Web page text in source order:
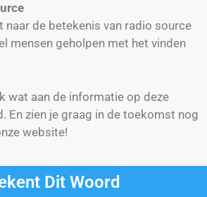
naar de betekenis van radio source
mensen geholpen met het vinden
wat aan de informatie op deze
En zien je graag in de toekomst nog
website!
Dit Woord